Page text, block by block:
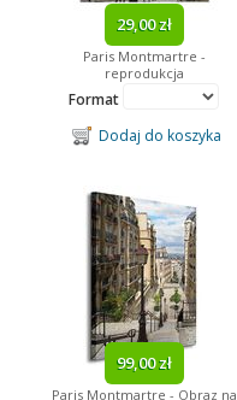
29,00 zł
Paris Montmartre -
reprodukcja
Format
Dodaj do koszyka
99,00 zł
Paris Montmartre - Obraz na